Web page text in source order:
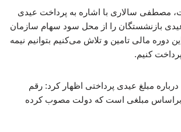
مصطفی سالاری با اشاره به پرداخت عیدی
بازنشستگان را از محل سود سهام سازمان
دوره مالی تامین و تلاش می‌کنیم بتوانیم نیمه
کنیم.
مبلغ عیدی پرداختی اظهار کرد: رقم
براساس مبلغی است که دولت مصوب کرده